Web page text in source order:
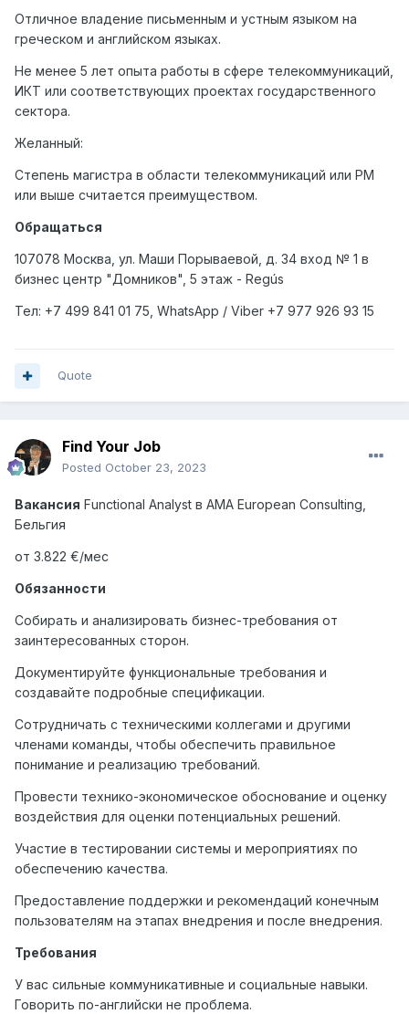
Отличное владение письменным и устным языком на
греческом и английском языках.
Не менее 5 лет опыта работы в сфере телекоммуникаций,
ИКТ или соответствующих проектах государственного
сектора.
Желанный:
Степень магистра в области телекоммуникаций или PM
или выше считается преимуществом.
Обращаться
107078 Москва, ул. Маши Порываевой, д. 34 вход № 1 в
бизнес центр "Домников", 5 этаж - Regús
Тел: +7 499 841 01 75, WhatsApp / Viber +7 977 926 93 15
Quote
Find Your Job
Posted October 23, 2023
Вакансия Functional Analyst в AMA European Consulting,
Бельгия
от 3.822 €/мес
Обязанности
Собирать и анализировать бизнес-требования от
заинтересованных сторон.
Документируйте функциональные требования и
создавайте подробные спецификации.
Сотрудничать с техническими коллегами и другими
членами команды, чтобы обеспечить правильное
понимание и реализацию требований.
Провести технико-экономическое обоснование и оценку
воздействия для оценки потенциальных решений.
Участие в тестировании системы и мероприятиях по
обеспечению качества.
Предоставление поддержки и рекомендаций конечным
пользователям на этапах внедрения и после внедрения.
Требования
У вас сильные коммуникативные и социальные навыки.
Говорить по-английски не проблема.